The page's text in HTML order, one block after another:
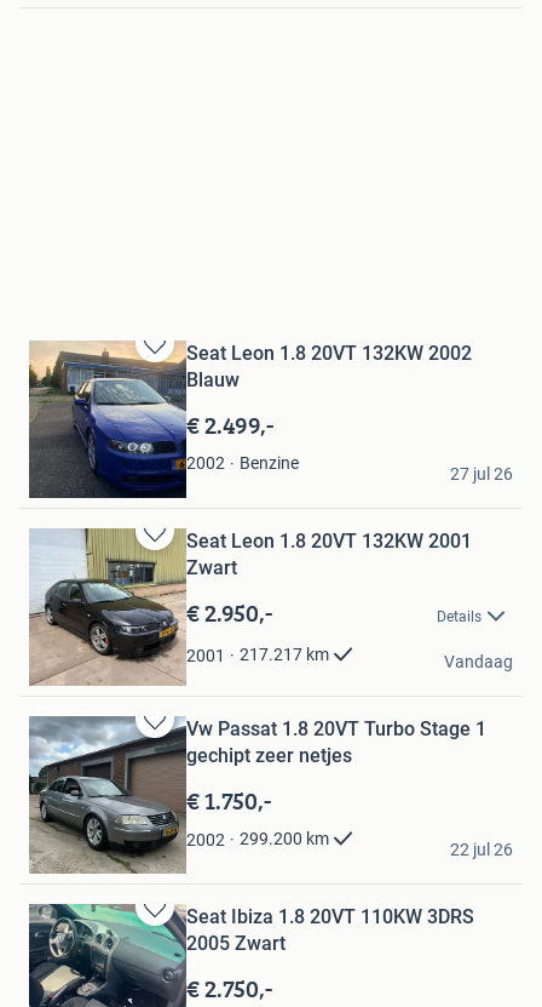
Bewaren
in
Mijn
Favorieten
Seat Leon 1.8 20VT 132KW 2002
Blauw
€ 2.499,-
2002 Benzine
Y.t
Bolsward
27 jul 26
Bewaren
in
Mijn
Favorieten
Seat Leon 1.8 20VT 132KW 2001
Zwart
€ 2.950,- Details
2001 217.217 km
Mike
Vianen
Vandaag
Bewaren
in
Favorieten
Vw Passat 1.8 20VT Turbo Stage 1
gechipt zeer netjes
€ 1.750,-
2002 299.200 km
G
America
22 jul 26
Bewaren
in
Mijn
Favorieten
Seat Ibiza 1.8 20VT 110KW 3DRS
2005 Zwart
€ 2.750,-